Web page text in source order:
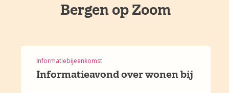
Bergen op Zoom
Informatiebijeenkomst
Informatieavond over wonen bij